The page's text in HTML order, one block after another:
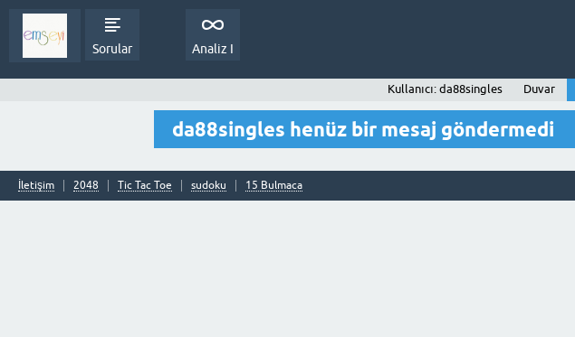
Sorular Analiz I
Kullanıcı: da88singles Duvar
da88singles henüz bir mesaj göndermedi
İletişim 2048 Tic Tac Toe sudoku 15 Bulmaca